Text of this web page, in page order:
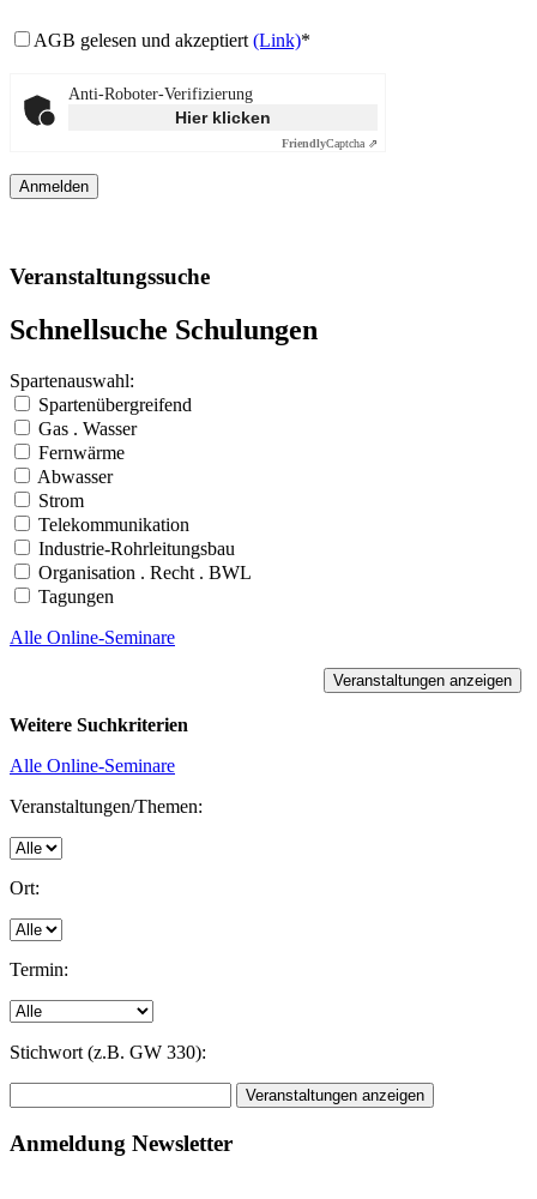
AGB gelesen und akzeptiert (Link)*
Anti-Roboter-Verifizierung
Hier klicken
FriendlyCaptcha ⇗
Veranstaltungssuche
Schnellsuche Schulungen
Spartenauswahl:
Spartenübergreifend
Gas . Wasser
Fernwärme
Abwasser
Strom
Telekommunikation
Industrie-Rohrleitungsbau
Organisation . Recht . BWL
Tagungen
Alle Online-Seminare
Weitere Suchkriterien
Alle Online-Seminare
Veranstaltungen/Themen:
Ort:
Termin:
Stichwort (z.B. GW 330):
Anmeldung Newsletter